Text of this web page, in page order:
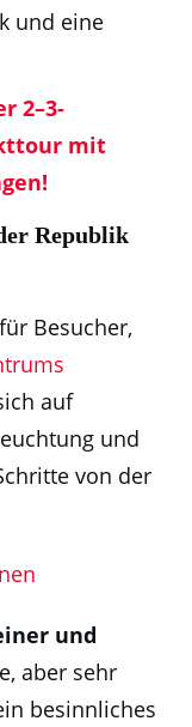
und eine
2–3-
mit
Republik
Besucher,
auf
und
von der
und
aber sehr
besinnliches